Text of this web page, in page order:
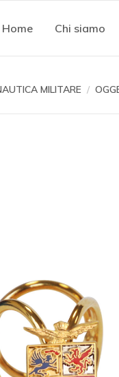
Home Chi siamo
MILITARE